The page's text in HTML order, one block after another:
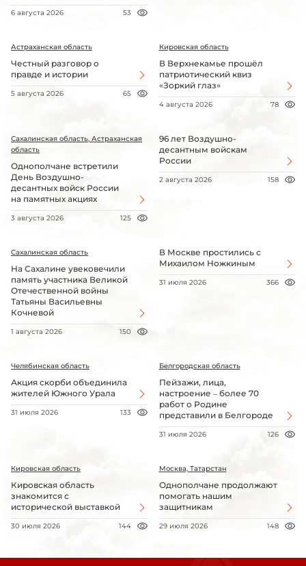
6 августа 2026 53
Астраханская область
Честный разговор о
правде и истории
5 августа 2026 65
Кировская область
В Верхнекамье прошёл
патриотический квиз
«Зоркий глаз»
4 августа 2026 78
Сахалинская область, Астраханская
область
Однополчане встретили
День Воздушно-
десантных войск России
на памятных акциях
3 августа 2026 125
96 лет Воздушно-
десантным войскам
России
2 августа 2026 158
Сахалинская область
На Сахалине увековечили
память участника Великой
Отечественной войны
Татьяны Васильевны
Кочневой
1 августа 2026 150
В Москве простились с
Михаилом Ножкиным
31 июля 2026 366
Челябинская область
Акция скорби объединила
жителей Южного Урала
31 июля 2026 133
Белгородская область
Пейзажи, лица,
настроение – более 70
работ о Родине
представили в Белгороде
31 июля 2026 126
Кировская область
Кировская область
знакомится с
исторической выставкой
30 июля 2026 144
Москва, Татарстан
Однополчане продолжают
помогать нашим
защитникам
29 июля 2026 148